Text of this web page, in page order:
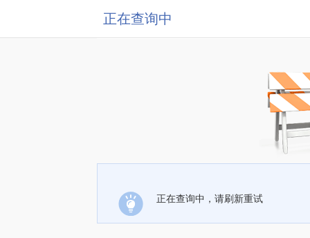
正在查询中
正在查询中，请刷新重试